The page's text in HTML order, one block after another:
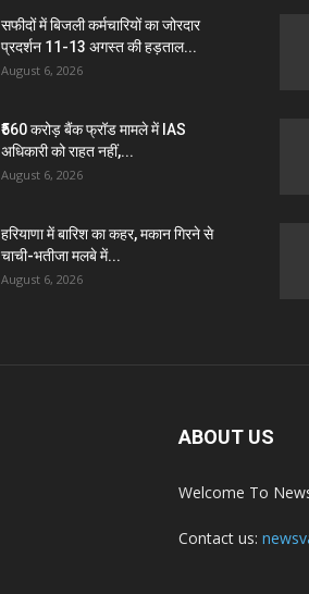
सफीदों में बिजली कर्मचारियों का जोरदार
प्रदर्शन 11-13 अगस्त की हड़ताल...
August 6, 2026
₹560 करोड़ बैंक फ्रॉड मामले में IAS
अधिकारी को राहत नहीं,...
August 6, 2026
हरियाणा में बारिश का कहर, मकान गिरने से
चाची-भतीजा मलबे में...
August 6, 2026
ABOUT US
Welcome To
Contact us: